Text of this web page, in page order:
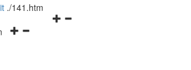
Navigationsmenü
./141.htm
Navigationsmenü